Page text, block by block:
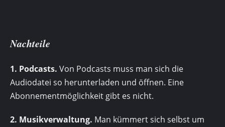
Nachteile
1. Podcasts. Von Podcasts muss man sich die
Audiodatei so herunterladen und öffnen. Eine
Abonnementmöglichkeit gibt es nicht.
2. Musikverwaltung. Man kümmert sich selbst um